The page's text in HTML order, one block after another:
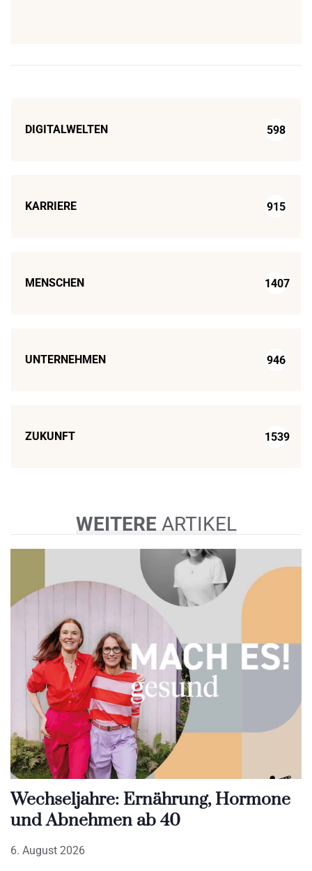
DIGITALWELTEN 598
KARRIERE 915
MENSCHEN 1407
UNTERNEHMEN 946
ZUKUNFT 1539
WEITERE ARTIKEL
Wechseljahre: Ernährung, Hormone
und Abnehmen ab 40
6. August 2026